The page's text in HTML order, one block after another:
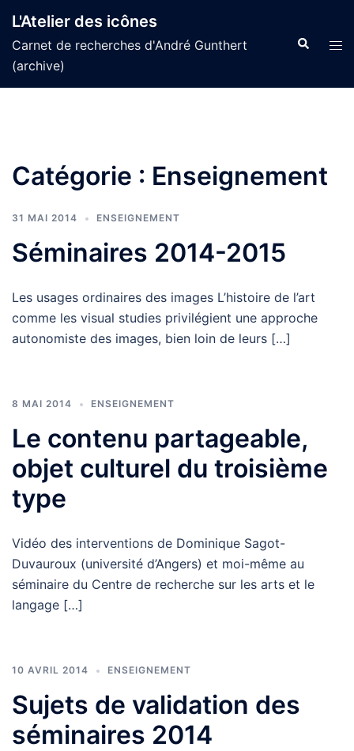
au
contenu
L'Atelier des icônes
Carnet de recherches d'André Gunthert
(archive)
Catégorie : Enseignement
31 MAI 2014 ENSEIGNEMENT
Séminaires 2014-2015
Les usages ordinaires des images L’histoire de l’art
comme les visual studies privilégient une approche
autonomiste des images, bien loin de leurs […]
8 MAI 2014 ENSEIGNEMENT
Le contenu partageable,
objet culturel du troisième
type
Vidéo des interventions de Dominique Sagot-
Duvauroux (université d’Angers) et moi-même au
séminaire du Centre de recherche sur les arts et le
langage […]
10 AVRIL 2014 ENSEIGNEMENT
Sujets de validation des
séminaires 2014